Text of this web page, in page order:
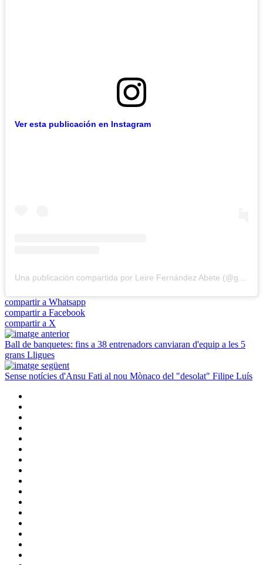
Ver esta publicación en Instagram
compartir a Whatsapp
compartir a Facebook
compartir a X
Ball de banquetes: fins a 38 entrenadors canviaran d'equip a les 5
grans Lligues
Sense notícies d'Ansu Fati al nou Mònaco del "desolat" Filipe Luís